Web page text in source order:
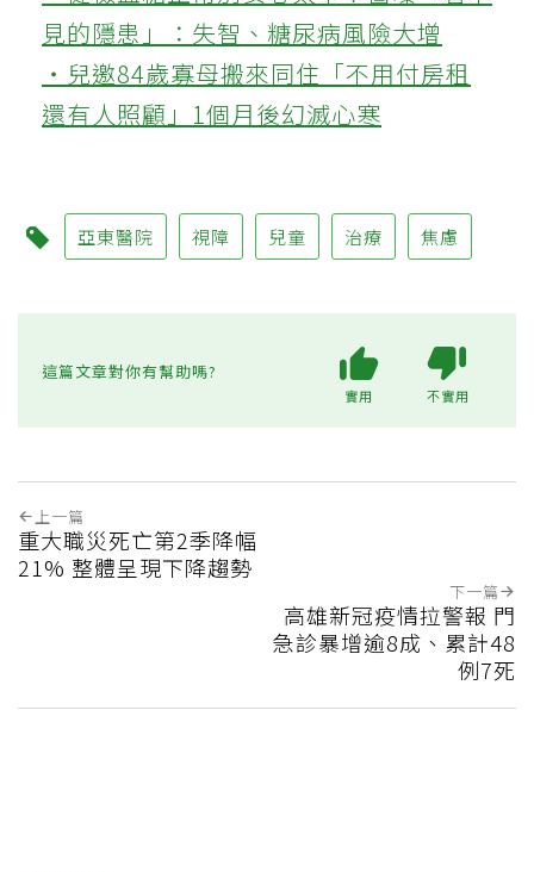
見的隱患」：失智、糖尿病風險大增
‧兒邀84歲寡母搬來同住「不用付房租
還有人照顧」1個月後幻滅心寒
亞東醫院 視障 兒童 治療 焦慮
這篇文章對你有幫助嗎?
實用 不實用
上一篇
重大職災死亡第2季降幅
21% 整體呈現下降趨勢
下一篇
高雄新冠疫情拉警報 門
急診暴增逾8成、累計48
例7死